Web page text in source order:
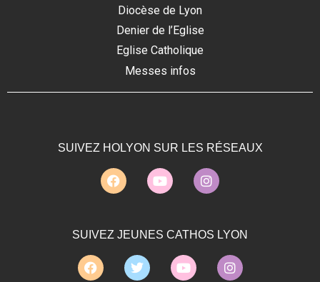
Diocèse de Lyon
Denier de l’Eglise
Eglise Catholique
Messes infos
SUIVEZ HOLYON SUR LES RÉSEAUX
SUIVEZ JEUNES CATHOS LYON